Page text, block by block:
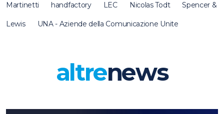
Martinetti handfactory LEC Nicolas Todt Spencer &
Lewis UNA - Aziende della Comunicazione Unite
altrenews